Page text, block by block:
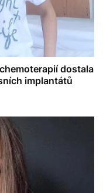
dostala
implantátů